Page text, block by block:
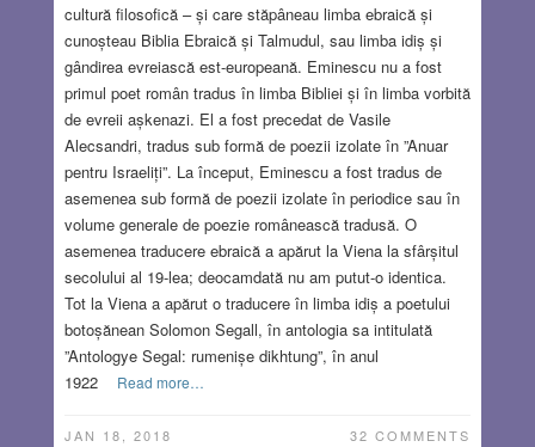
cultură filosofică – și care stăpâneau limba ebraică și
cunoșteau Biblia Ebraică și Talmudul, sau limba idiș și
gândirea evreiască est-europeană. Eminescu nu a fost
primul poet român tradus în limba Bibliei și în limba vorbită
de evreii așkenazi. El a fost precedat de Vasile
Alecsandri, tradus sub formă de poezii izolate în ”Anuar
pentru Israeliți”. La început, Eminescu a fost tradus de
asemenea sub formă de poezii izolate în periodice sau în
volume generale de poezie românească tradusă. O
asemenea traducere ebraică a apărut la Viena la sfârșitul
secolului al 19-lea; deocamdată nu am putut-o identica.
Tot la Viena a apărut o traducere în limba idiș a poetului
botoșănean Solomon Segall, în antologia sa intitulată
”Antologye Segal: rumenișe dikhtung”, în anul
1922
Read more…
JAN 18, 2018 32 COMMENTS